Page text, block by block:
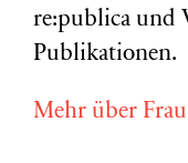
re:publica und
Publikationen.
Mehr über